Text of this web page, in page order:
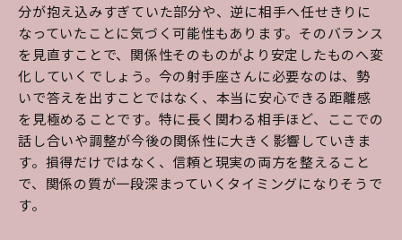
分が抱え込みすぎていた部分や、逆に相手へ任せきりに
なっていたことに気づく可能性もあります。そのバランス
を見直すことで、関係性そのものがより安定したものへ変
化していくでしょう。今の射手座さんに必要なのは、勢
いで答えを出すことではなく、本当に安心できる距離感
を見極めることです。特に長く関わる相手ほど、ここでの
話し合いや調整が今後の関係性に大きく影響していきま
す。損得だけではなく、信頼と現実の両方を整えること
で、関係の質が一段深まっていくタイミングになりそうで
す。